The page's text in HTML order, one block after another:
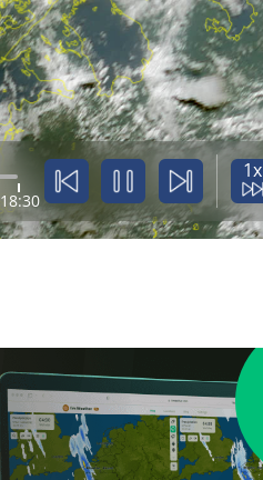
18:30
1x